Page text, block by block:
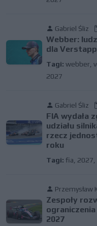
Gabriel Śliz
Webber:
dla
Tagi: webber
2027
Gabriel Śliz
FIA wydała
udziału
rzecz
roku
Tagi: fia 2027
Przemysław
Zespoły
2027